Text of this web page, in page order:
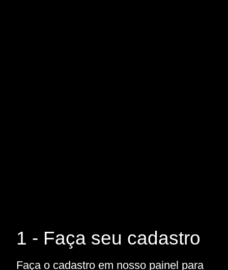
1 - Faça seu cadastro
Faça o cadastro em nosso painel para